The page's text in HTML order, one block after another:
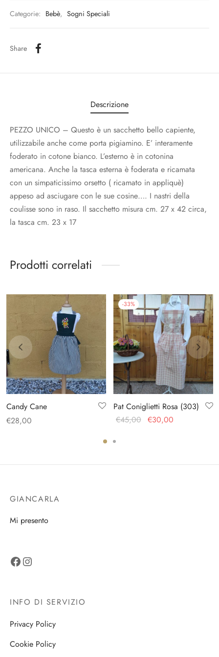
Categorie: Bebè, Sogni Speciali
Share
Descrizione
PEZZO UNICO – Questo è un sacchetto bello capiente,
utilizzabile anche come porta pigiamino. E’ interamente
foderato in cotone bianco. L’esterno è in cotonina
americana. Anche la tasca esterna è foderata e ricamata
con un simpaticissimo orsetto ( ricamato in appliquè)
appeso ad asciugare con le sue cosine…. I nastri della
coulisse sono in raso. Il sacchetto misura cm. 27 x 42 circa,
la tasca cm. 23 x 17
Prodotti correlati
Candy Cane
€28,00
-33%
Pat Coniglietti Rosa (303)
€45,00 Il prezzo
€30,00
GIANCARLA
Mi presento
Facebook
INFO DI SERVIZIO
Privacy Policy
Cookie Policy